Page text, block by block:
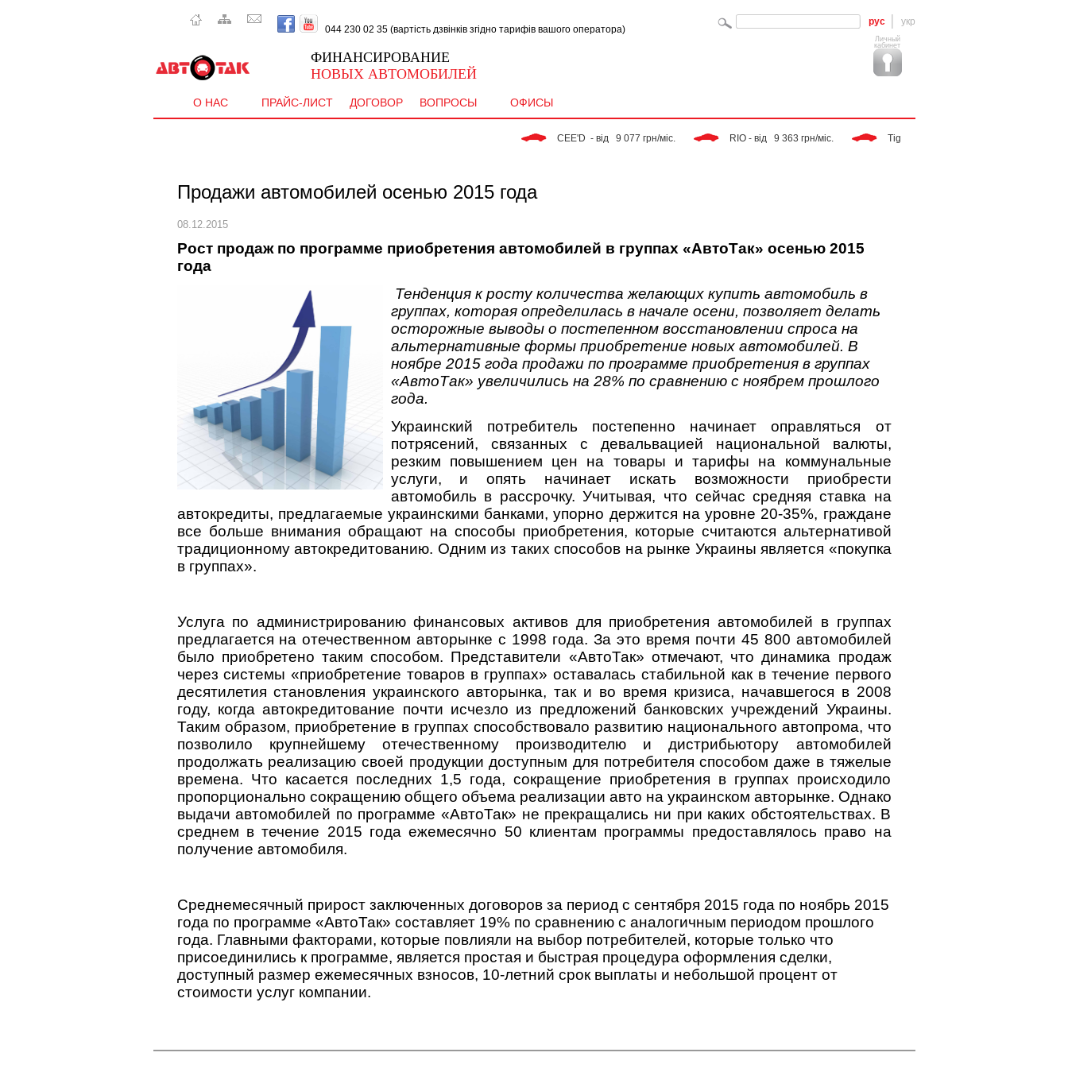
044 230 02 35 (вартість дзвінків згідно тарифів вашого оператора)
рус укр
ФИНАНСИРОВАНИЕ
НОВЫХ АВТОМОБИЛЕЙ
Личный
кабинет
О НАС ПРАЙС-ЛИСТ ДОГОВОР ВОПРОСЫ ОФИСЫ
CEE'D  - від   9 077 грн/міс. RIO - від   9 363 грн/міс. Tiggo - від   9 283 грн/міс.
Продажи автомобилей осенью 2015 года
08.12.2015
Рост продаж по программе приобретения автомобилей в группах «АвтоТак» осенью 2015
года
Тенденция к росту количества желающих купить автомобиль в
группах, которая определилась в начале осени, позволяет делать
осторожные выводы о постепенном восстановлении спроса на
альтернативные формы приобретение новых автомобилей. В
ноябре 2015 года продажи по программе приобретения в группах
«АвтоТак» увеличились на 28% по сравнению с ноябрем прошлого
года.
Украинский потребитель постепенно начинает оправляться от
потрясений, связанных с девальвацией национальной валюты,
резким повышением цен на товары и тарифы
на коммунальные
услуги, и опять начинает искать возможности приобрести
автомобиль в рассрочку. Учитывая, что сейчас средняя ставка на
автокредиты, предлагаемые украинскими банками, упорно держится на уровне 20-35%, граждане
все больше внимания обращают на способы приобретения, которые считаются альтернативой
традиционному автокредитованию. Одним из таких способов на рынке Украины является «покупка
в группах».
Услуга по администрированию финансовых активов для приобретения автомобилей в группах
предлагается на отечественном авторынке с 1998 года. За это время почти 45 800 автомобилей
было приобретено таким способом. Представители «АвтоТак» отмечают, что динамика продаж
через системы «приобретение товаров в группах» оставалась стабильной как в течение первого
десятилетия становления украинского авторынка, так и во время кризиса, начавшегося в 2008
году, когда автокредитование почти исчезло из предложений банковских учреждений Украины.
Таким образом, приобретение в группах способствовало развитию национального автопрома, что
позволило крупнейшему отечественному производителю и дистрибьютору автомобилей
продолжать реализацию своей продукции доступным для потребителя способом даже в тяжелые
времена. Что касается последних 1,5 года, сокращение приобретения в группах происходило
пропорционально сокращению общего объема реализации авто на украинском авторынке. Однако
выдачи автомобилей по программе «АвтоТак» не прекращались ни при каких обстоятельствах. В
среднем в течение 2015 года ежемесячно 50 клиентам программы предоставлялось право на
получение автомобиля.
Среднемесячный прирост заключенных договоров за период с сентября 2015 года по ноябрь 2015
года по программе «АвтоТак» составляет 19% по сравнению с аналогичным периодом прошлого
года. Главными факторами, которые повлияли на выбор потребителей, которые только что
присоединились к программе, является простая и быстрая процедура оформления сделки,
доступный размер ежемесячных взносов, 10-летний срок выплаты и небольшой процент от
стоимости услуг компании.